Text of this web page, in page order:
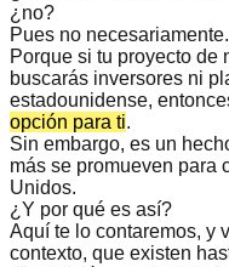
¿no?
Pues no necesariamente.
Porque si tu proyecto de
buscarás inversores ni
estadounidense,
opción para ti.
Sin embargo, es un
más se promueven para
Unidos.
¿Y por qué es así?
Aquí te lo contaremos, y
contexto, que existen